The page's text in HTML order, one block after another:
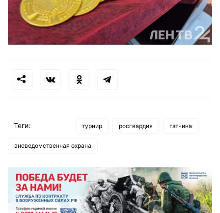
Теги: турнир росгвардия гатчина
вневедомственная охрана